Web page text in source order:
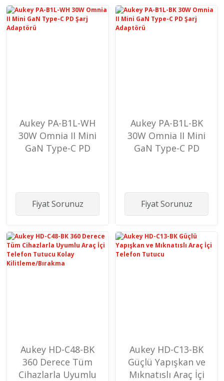
Aukey PA-B1L-WH
30W Omnia II Mini
GaN Type-C PD
Fiyat Sorunuz
Aukey PA-B1L-BK
30W Omnia II Mini
GaN Type-C PD
Fiyat Sorunuz
Aukey HD-C48-BK
360 Derece Tüm
Cihazlarla Uyumlu
Aukey HD-C13-BK
Güçlü Yapışkan ve
Mıknatıslı Araç İçi